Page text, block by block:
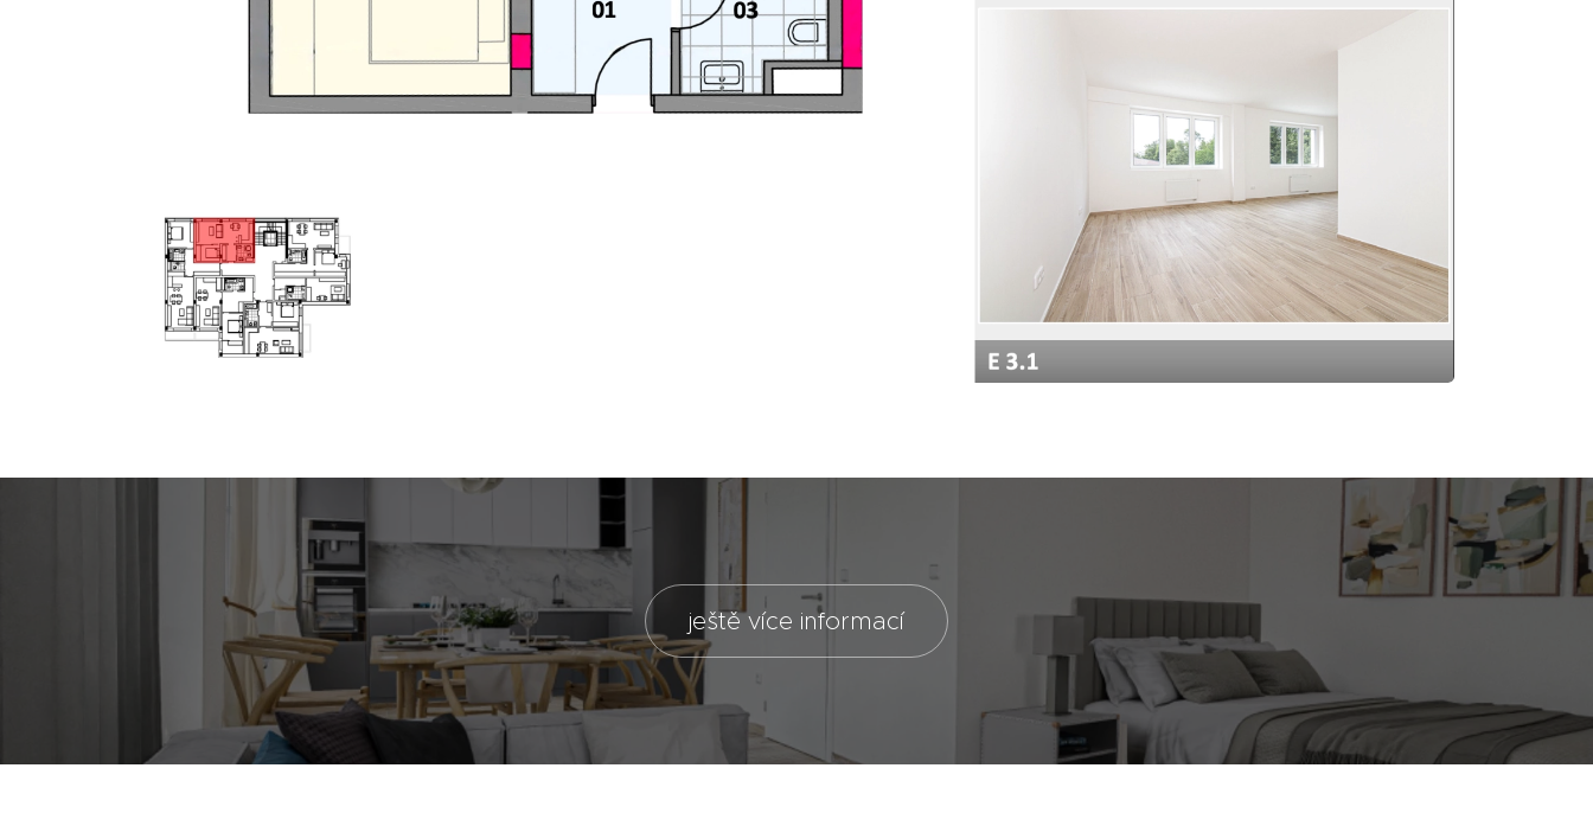
ještě více informací